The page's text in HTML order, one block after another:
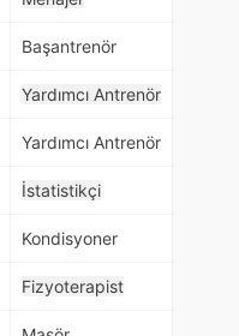
Başantrenör
Yardımcı Antrenör
Yardımcı Antrenör
İstatistikçi
Kondisyoner
Fizyoterapist